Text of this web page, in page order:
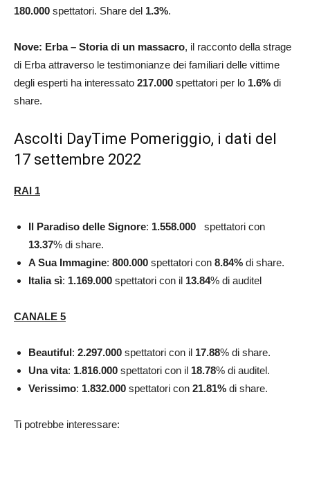
180.000 spettatori. Share del 1.3%.
Nove: Erba – Storia di un massacro, il racconto della strage
di Erba attraverso le testimonianze dei familiari delle vittime
degli esperti ha interessato 217.000 spettatori per lo 1.6% di
share.
Ascolti DayTime Pomeriggio, i dati del
17 settembre 2022
RAI 1
Il Paradiso delle Signore: 1.558.000
spettatori con
13.37% di share.
A Sua Immagine: 800.000 spettatori con 8.84% di share.
Italia sì: 1.169.000 spettatori con il 13.84% di auditel
CANALE 5
Beautiful: 2.297.000 spettatori con il 17.88% di share.
Una vita: 1.816.000 spettatori con il 18.78% di auditel.
Verissimo: 1.832.000 spettatori con 21.81% di share.
Ti potrebbe interessare: